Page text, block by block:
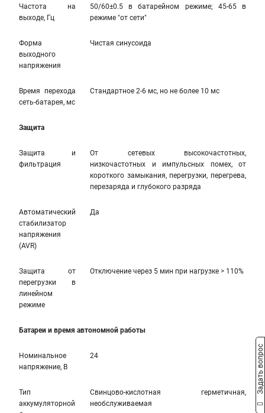
Частота на
выходе, Гц
50/60±0.5 в батарейном режиме; 45-65 в
режиме "от сети"
Форма
выходного
напряжения
Чистая синусоида
Время перехода
сеть-батарея, мс
Стандартное 2-6 мс, но не более 10 мс
Защита
Защита и
фильтрация
От сетевых высокочастотных,
низкочастотных и импульсных помех, от
короткого замыкания, перегрузки, перегрева,
перезаряда и глубокого разряда
Автоматический
стабилизатор
напряжения
(AVR)
Да
Защита от
перегрузки в
линейном
режиме
Отключение через 5 мин при нагрузке > 110%
Батареи и время автономной работы
Номинальное
напряжение, В
24
Тип
аккумуляторной
Свинцово-кислотная герметичная,
необслуживаемая
Задать вопрос